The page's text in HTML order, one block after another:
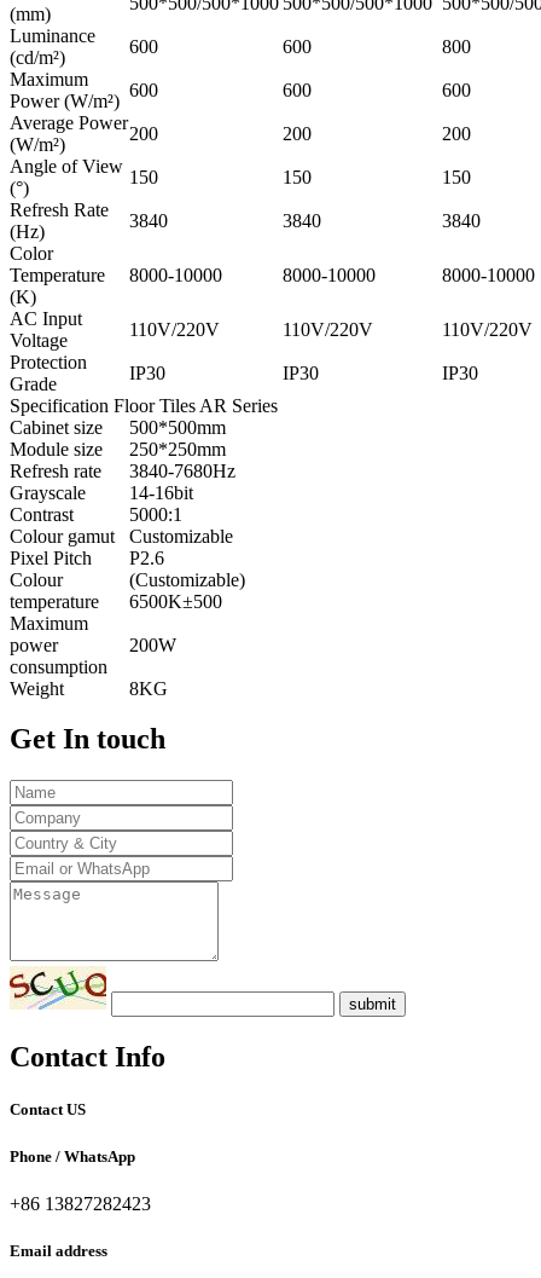
(mm)
Luminance
(cd/m²)
600 600
800
Maximum
Power (W/m²)
600 600
600
Average Power
(W/m²)
200 200
200
Angle of View
(°)
150 150
150
Refresh Rate
(Hz)
3840 3840
3840
Color
Temperature
(K)
8000-10000 8000-10000 8000-10000
AC Input
Voltage
110V/220V 110V/220V
110V/220V
Protection
Grade
IP30 IP30
IP30
Specification Floor Tiles AR Series
Cabinet size
500*500mm
Module size
250*250mm
Refresh rate
3840-7680Hz
Grayscale
14-16bit
Contrast
5000:1
Colour gamut
Customizable
Pixel Pitch
P2.6
Colour
temperature
(Customizable)
6500K±500
Maximum
power
consumption
200W
Weight 8KG
Get In touch
submit
Contact Info
Contact US
Phone / WhatsApp
+86 13827282423
Email address